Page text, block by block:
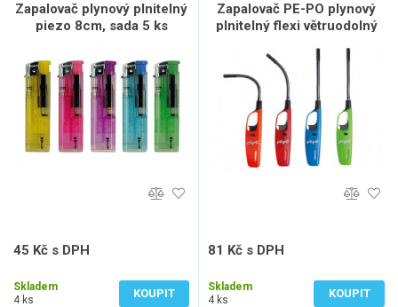
Zapalovač plynový plnitelný
piezo 8cm, sada 5 ks
45 Kč s DPH
Skladem
4 ks
KOUPIT
Zapalovač PE-PO plynový
plnitelný flexi větruodolný
81 Kč s DPH
Skladem
4 ks
KOUPIT